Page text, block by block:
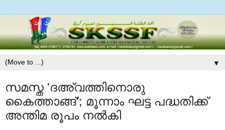
▼
സമസ്ത 'ദഅ്‌വത്തിനൊരു
കൈത്താങ്ങ്'; മൂന്നാം ഘട്ട പദ്ധതിക്ക്
അന്തിമ രൂപം നല്‍കി